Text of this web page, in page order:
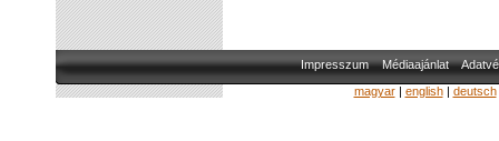
Impresszum Médiaajánlat
magyar| english| deutsch